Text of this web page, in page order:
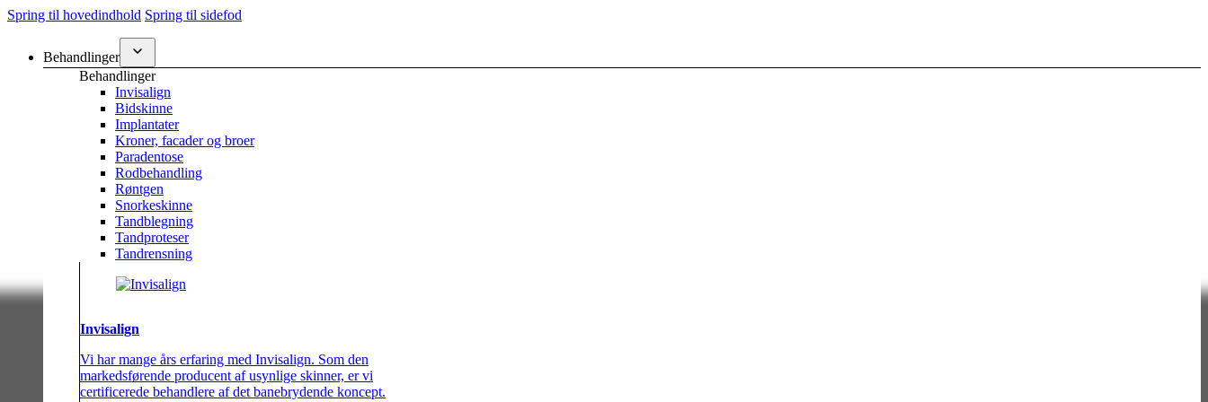
Spring til hovedindhold Spring til sidefod
Behandlinger
Behandlinger
Invisalign
Bidskinne
Implantater
Kroner, facader og broer
Paradentose
Rodbehandling
Røntgen
Snorkeskinne
Tandblegning
Tandproteser
Tandrensning
Invisalign
Vi har mange års erfaring med Invisalign. Som den
markedsførende producent af usynlige skinner, er vi
certificerede behandlere af det banebrydende koncept.